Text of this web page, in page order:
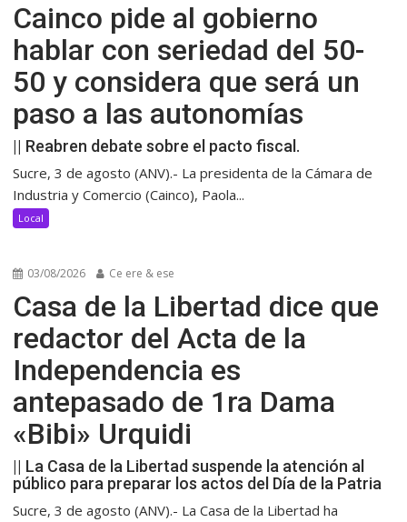
Cainco pide al gobierno
hablar con seriedad del 50-
50 y considera que será un
paso a las autonomías
|| Reabren debate sobre el pacto fiscal.
Sucre, 3 de agosto (ANV).- La presidenta de la Cámara de
Industria y Comercio (Cainco), Paola...
Local
03/08/2026 Ce ere & ese
Casa de la Libertad dice que
redactor del Acta de la
Independencia es
antepasado de 1ra Dama
«Bibi» Urquidi
|| La Casa de la Libertad suspende la atención al
público para preparar los actos del Día de la Patria
Sucre, 3 de agosto (ANV).- La Casa de la Libertad ha